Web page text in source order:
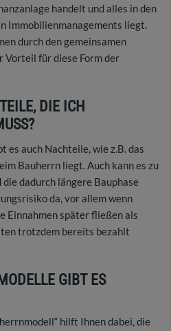
handelt und alles in den
Immobilienmanagements liegt.
durch den gemeinsamen
für diese Form der
DIE ICH
es auch Nachteile, wie z.B. das
Bauherrn liegt. Auch kann es zu
dadurch längere Bauphase
da, vor allem wenn
Einnahmen später fließen als
trotzdem bereits bezahlt
GIBT ES
hilft Ihnen dabei, die